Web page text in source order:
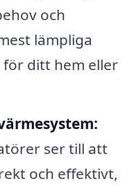
och
lämpliga
ditt hem eller
ser till att
och effektivt,